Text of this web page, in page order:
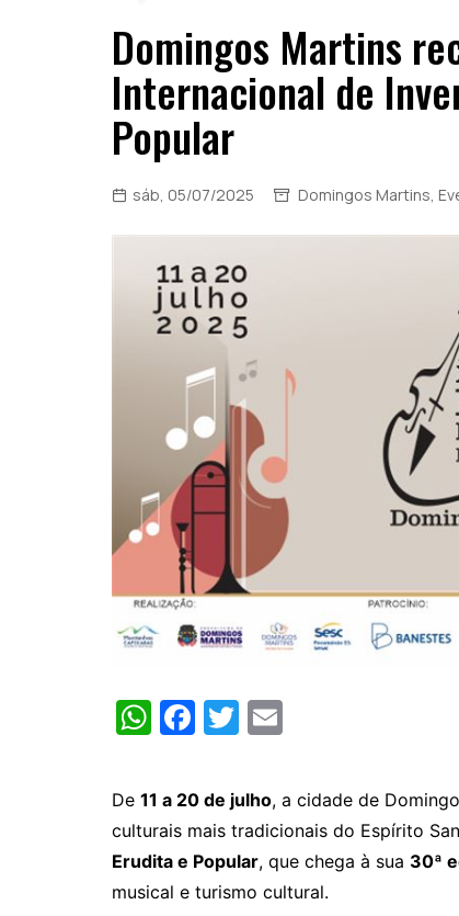
Domingos Martins
Internacional de
Popular
sáb, 05/07/2025 Domingos Martins,
W
at
s
A
p
F
c
e
b
o
T
itt
er
ai
l
De 11 a 20 de julho, a cidade de
culturais mais tradicionais do Espírito
Erudita e Popular, que chega à sua 30ª
musical e turismo cultural.